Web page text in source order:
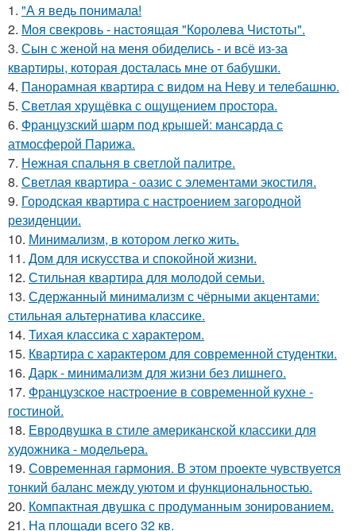
1. "А я ведь понимала!
2. Моя свекровь - настоящая "Королева Чистоты".
3. Сын с женой на меня обиделись - и всё из-за
квартиры, которая досталась мне от бабушки.
4. Панорамная квартира с видом на Неву и телебашню.
5. Светлая хрущёвка с ощущением простора.
6. Французский шарм под крышей: мансарда с
атмосферой Парижа.
7. Нежная спальня в светлой палитре.
8. Светлая квартира - оазис с элементами экостиля.
9. Городская квартира с настроением загородной
резиденции.
10. Минимализм, в котором легко жить.
11. Дом для искусства и спокойной жизни.
12. Стильная квартира для молодой семьи.
13. Сдержанный минимализм с чёрными акцентами:
стильная альтернатива классике.
14. Тихая классика с характером.
15. Квартира с характером для современной студентки.
16. Дарк - минимализм для жизни без лишнего.
17. Французское настроение в современной кухне -
гостиной.
18. Евродвушка в стиле американской классики для
художника - модельера.
19. Современная гармония. В этом проекте чувствуется
тонкий баланс между уютом и функциональностью.
20. Компактная двушка с продуманным зонированием.
21. На площади всего 32 кв.